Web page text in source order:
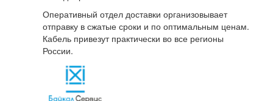
Оперативный отдел доставки организовывает
отправку в сжатые сроки и по оптимальным ценам.
Кабель привезут практически во все регионы
России.